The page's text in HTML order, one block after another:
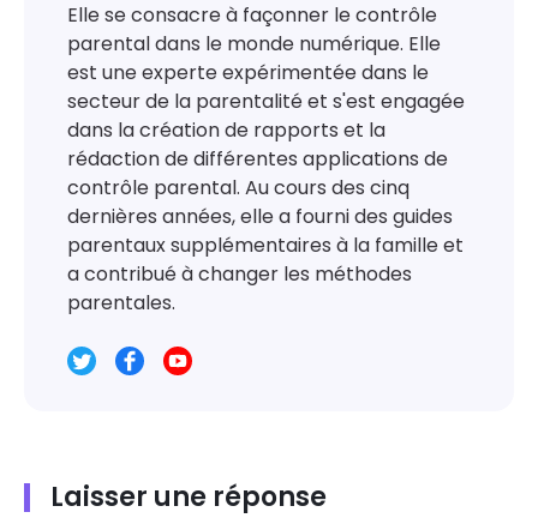
Elle se consacre à façonner le contrôle
parental dans le monde numérique. Elle
est une experte expérimentée dans le
secteur de la parentalité et s'est engagée
dans la création de rapports et la
rédaction de différentes applications de
contrôle parental. Au cours des cinq
dernières années, elle a fourni des guides
parentaux supplémentaires à la famille et
a contribué à changer les méthodes
parentales.
Laisser une réponse